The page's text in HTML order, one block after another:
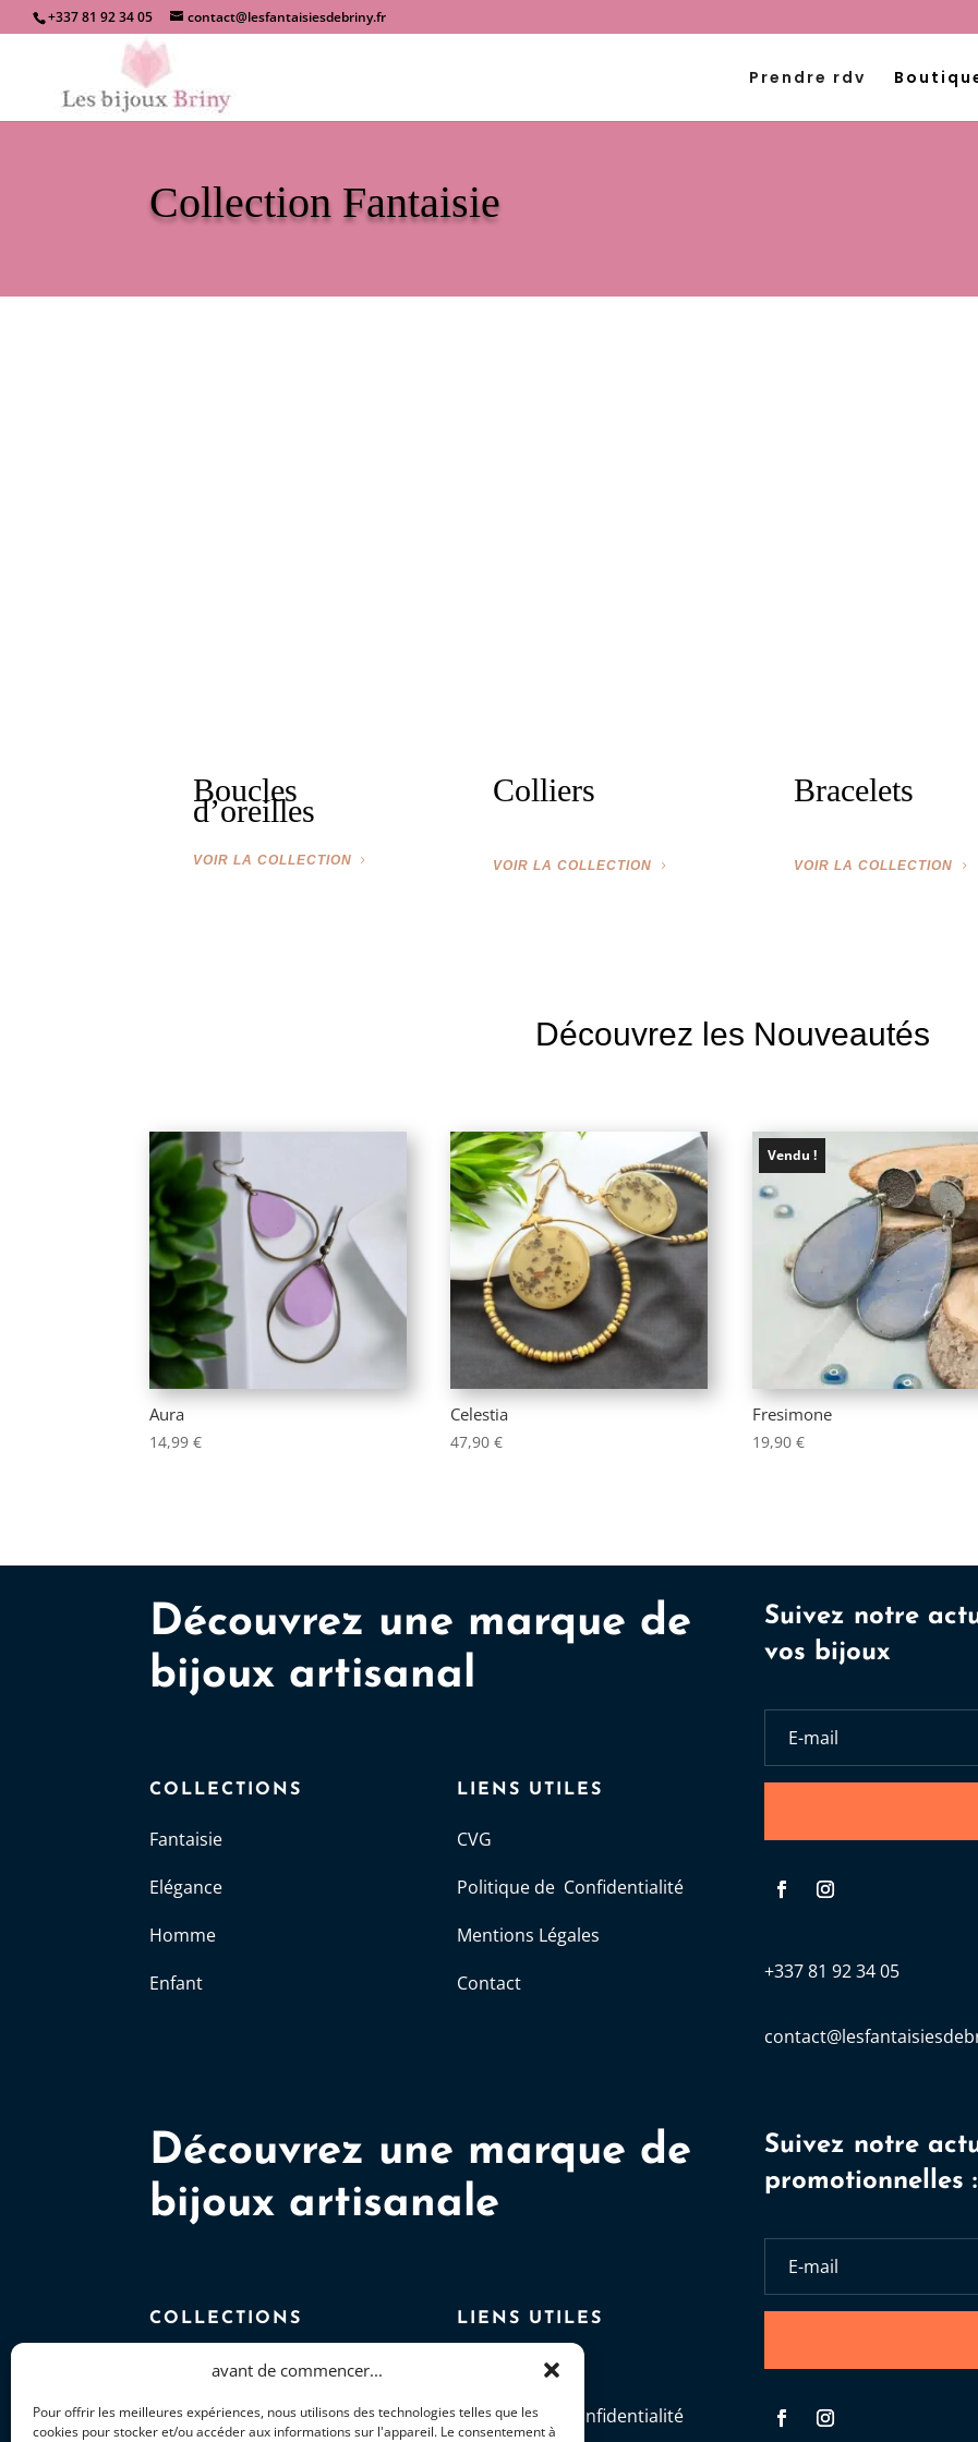
avant de commencer...
Pour offrir les meilleures expériences, nous utilisons des technologies telles que les
cookies pour stocker et/ou accéder aux informations sur l'appareil. Le consentement à
+337 81 92 34 05 contact@lesfantaisiesdebriny.fr
Prendre rdv
Collection Fantaisie
Boucles
d’oreilles
VOIR LA COLLECTION
Colliers
VOIR LA COLLECTION
Bracelets
VOIR LA COLLECTION
Découvrez les Nouveautés
Aura
14,99 €
Celestia
47,90€
Vendu !
Fresimone
19,90€
Découvrez une marque de
bijoux artisanal
COLLECTIONS
Fantaisie
Elégance
Homme
Enfant
LIENS UTILES
CVG
Politique de Confidentialité
Mentions Légales
Contact
Suivez notre
vos bijoux
+337 81 92 34 05
Découvrez une marque de
bijoux artisanale
COLLECTIONS
Fantaisie
Elégance
LIENS UTILES
Politique de Confidentialité
Suivez notre
promotionnelles :